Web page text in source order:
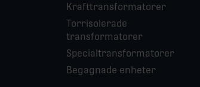
Krafttransformatorer
Torrisolerade
transformatorer
Specialtransformatorer
Begagnade enheter